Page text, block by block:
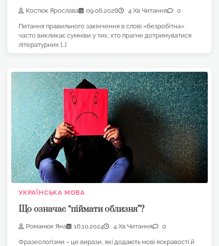
Костюк Ярослава 09.06.2026 4 Хв Читання 0
Питання правильного закінчення в слові «безробітна»
часто викликає сумніви у тих, хто прагне дотримуватися
літературних […]
УКРАЇНСЬКА МОВА
Що означає “піймати облизня”?
Романюк Яна 16.10.2024 4 Хв Читання 0
Фразеологізми – це вирази, які додають мові яскравості й